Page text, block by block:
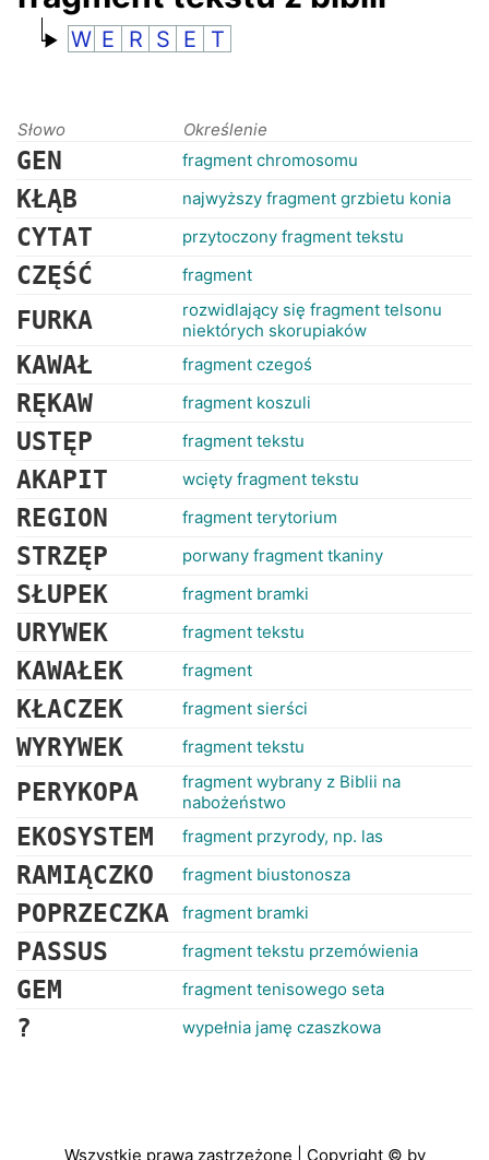
W E R S E T
Słowo Określenie
GEN fragment chromosomu
KŁĄB najwyższy fragment grzbietu konia
CYTAT przytoczony fragment tekstu
CZĘŚĆ fragment
FURKA
rozwidlający się fragment telsonu
niektórych skorupiaków
KAWAŁ fragment czegoś
RĘKAW fragment koszuli
USTĘP fragment tekstu
AKAPIT wcięty fragment tekstu
REGION fragment terytorium
STRZĘP porwany fragment tkaniny
SŁUPEK fragment bramki
URYWEK fragment tekstu
KAWAŁEK fragment
KŁACZEK fragment sierści
WYRYWEK fragment tekstu
PERYKOPA
fragment wybrany z Biblii na
nabożeństwo
EKOSYSTEM fragment przyrody, np. las
RAMIĄCZKO fragment biustonosza
POPRZECZKA fragment bramki
PASSUS fragment tekstu przemówienia
GEM fragment tenisowego seta
? wypełnia jamę czaszkowa
Wszystkie prawa zastrzeżone | Copyright © by